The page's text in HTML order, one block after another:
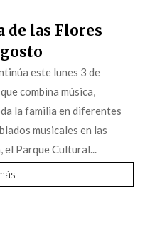
de las Flores
este lunes 3 de
combina música,
la familia en diferentes
musicales en las
el Parque Cultural...